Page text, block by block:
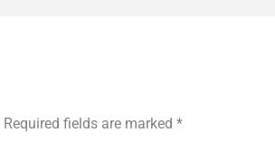
Required fields are marked *